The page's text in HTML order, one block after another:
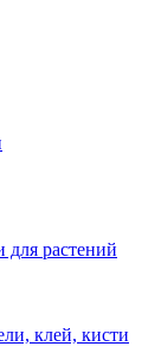
растений
клей, кисти